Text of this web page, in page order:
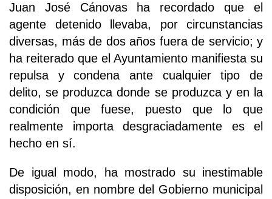
Juan José Cánovas ha recordado que el
agente detenido llevaba, por circunstancias
diversas, más de dos años fuera de servicio; y
ha reiterado que el Ayuntamiento manifiesta su
repulsa y condena ante cualquier tipo de
delito, se produzca donde se produzca y en la
condición que fuese, puesto que lo que
realmente importa desgraciadamente es el
hecho en sí.
De igual modo, ha mostrado su inestimable
disposición, en nombre del Gobierno municipal